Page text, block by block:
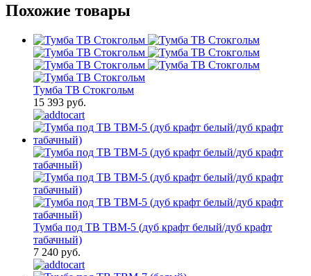
Похожие товары
Тумба ТВ Стокгольм
15 393 руб.
Тумба под ТВ ТВМ-5 (дуб крафт белый/дуб крафт
табачный)
7 240 руб.